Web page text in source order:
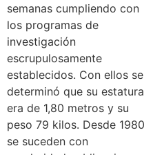
semanas cumpliendo con
los programas de
investigación
escrupulosamente
establecidos. Con ellos se
determinó que su estatura
era de 1,80 metros y su
peso 79 kilos. Desde 1980
se suceden con